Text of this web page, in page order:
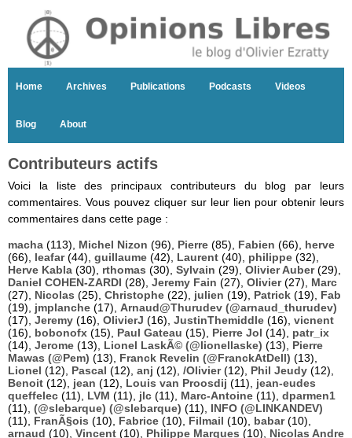
Home Archives Publications Podcasts Videos
Blog About
Contributeurs actifs
Voici la liste des principaux contributeurs du blog par leurs
commentaires. Vous pouvez cliquer sur leur lien pour obtenir leurs
commentaires dans cette page :
macha (113), Michel Nizon (96), Pierre (85), Fabien (66), herve
(66), leafar(44), guillaume (42), Laurent (40), philippe (32),
Herve Kabla (30), rthomas (30), Sylvain (29), Olivier Auber(29),
Daniel COHEN-ZARDI (28), Jeremy Fain (27), Olivier(27), Marc
(27), Nicolas (25), Christophe (22), julien (19), Patrick (19), Fab
(19), jmplanche (17), Arnaud@Thurudev (@arnaud_thurudev)
(17), Jeremy (16), OlivierJ (16), JustinThemiddle (16), vicnent
(16), bobonofx (15), Paul Gateau (15), Pierre Jol (14), patr_ix
(14), Jerome (13), Lionel LaskÃ© (@lionellaske) (13), Pierre
Mawas (@Pem) (13), Franck Revelin (@FranckAtDell) (13),
Lionel (12), Pascal (12), anj (12), /Olivier(12), Phil Jeudy (12),
Benoit (12), jean (12), Louis van Proosdij (11), jean-eudes
queffelec (11), LVM (11), jlc (11), Marc-Antoine (11), dparmen1
(11), (@slebarque) (@slebarque) (11), INFO (@LINKANDEV)
(11), FranÃ§ois (10), Fabrice (10), Filmail (10), babar(10),
arnaud (10), Vincent (10), Philippe Marques (10), Nicolas Andre